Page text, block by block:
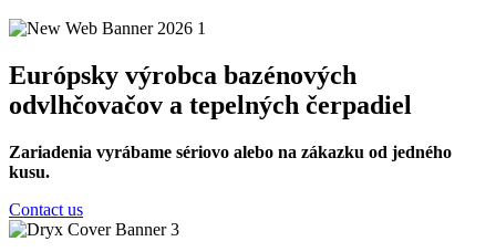
Európsky výrobca bazénových
odvlhčovačov a tepelných čerpadiel
Zariadenia vyrábame sériovo alebo na zákazku od jedného
kusu.
Contact us